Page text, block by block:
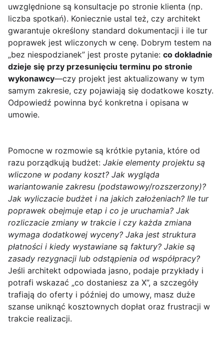
uwzględnione są konsultacje po stronie klienta (np.
liczba spotkań). Koniecznie ustal też, czy architekt
gwarantuje określony standard dokumentacji i ile tur
poprawek jest wliczonych w cenę. Dobrym testem na
„bez niespodzianek” jest proste pytanie: co dokładnie
dzieje się przy przesunięciu terminu po stronie
wykonawcy—czy projekt jest aktualizowany w tym
samym zakresie, czy pojawiają się dodatkowe koszty.
Odpowiedź powinna być konkretna i opisana w
umowie.
Pomocne w rozmowie są krótkie pytania, które od
razu porządkują budżet: Jakie elementy projektu są
wliczone w podany koszt? Jak wygląda
wariantowanie zakresu (podstawowy/rozszerzony)?
Jak wyliczacie budżet i na jakich założeniach? Ile tur
poprawek obejmuje etap i co je uruchamia? Jak
rozliczacie zmiany w trakcie i czy każda zmiana
wymaga dodatkowej wyceny? Jaka jest struktura
płatności i kiedy wystawiane są faktury? Jakie są
zasady rezygnacji lub odstąpienia od współpracy?
Jeśli architekt odpowiada jasno, podaje przykłady i
potrafi wskazać „co dostaniesz za X”, a szczegóły
trafiają do oferty i później do umowy, masz duże
szanse uniknąć kosztownych dopłat oraz frustracji w
trakcie realizacji.